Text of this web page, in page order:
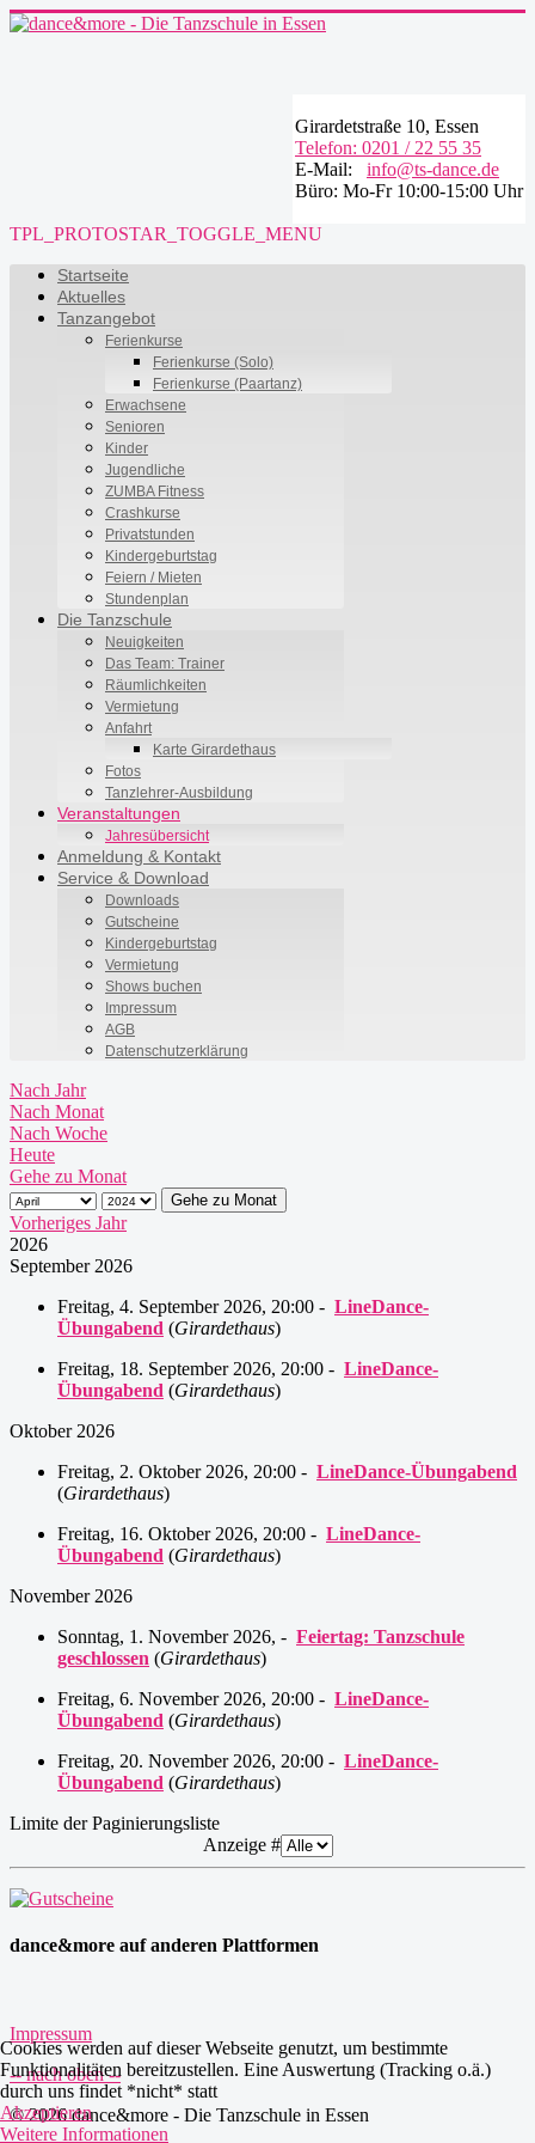
Girardetstraße 10, Essen
Telefon: 0201 / 22 55 35
E-Mail: info@ts-dance.de
Büro: Mo-Fr 10:00-15:00 Uhr
TPL_PROTOSTAR_TOGGLE_MENU
Startseite
Aktuelles
Tanzangebot
Ferienkurse
Ferienkurse (Solo)
Ferienkurse (Paartanz)
Erwachsene
Senioren
Kinder
Jugendliche
ZUMBA Fitness
Crashkurse
Privatstunden
Kindergeburtstag
Feiern / Mieten
Stundenplan
Die Tanzschule
Neuigkeiten
Das Team: Trainer
Räumlichkeiten
Vermietung
Anfahrt
Karte Girardethaus
Fotos
Tanzlehrer-Ausbildung
Veranstaltungen
Jahresübersicht
Anmeldung & Kontakt
Service & Download
Downloads
Gutscheine
Kindergeburtstag
Vermietung
Shows buchen
Impressum
AGB
Datenschutzerklärung
Nach Jahr
Nach Monat
Nach Woche
Heute
Gehe zu Monat
Gehe zu Monat
Vorheriges Jahr
2026
September 2026
Freitag, 4. September 2026, 20:00 - LineDance-
Übungabend (Girardethaus)
Freitag, 18. September 2026, 20:00 - LineDance-
Übungabend (Girardethaus)
Oktober 2026
Freitag, 2. Oktober 2026, 20:00 - LineDance-Übungabend
(Girardethaus)
Freitag, 16. Oktober 2026, 20:00 - LineDance-
Übungabend (Girardethaus)
November 2026
Sonntag, 1. November 2026, - Feiertag: Tanzschule
geschlossen (Girardethaus)
Freitag, 6. November 2026, 20:00 - LineDance-
Übungabend (Girardethaus)
Freitag, 20. November 2026, 20:00 - LineDance-
Übungabend (Girardethaus)
Limite der Paginierungsliste
Anzeige #
dance&more auf anderen Plattformen
Impressum
-- nach oben --
© 2026 dance&more - Die Tanzschule in Essen
Cookies werden auf dieser Webseite genutzt, um bestimmte
Funktionalitäten bereitzustellen. Eine Auswertung (Tracking o.ä.)
durch uns findet *nicht* statt
Akzeptieren
Weitere Informationen